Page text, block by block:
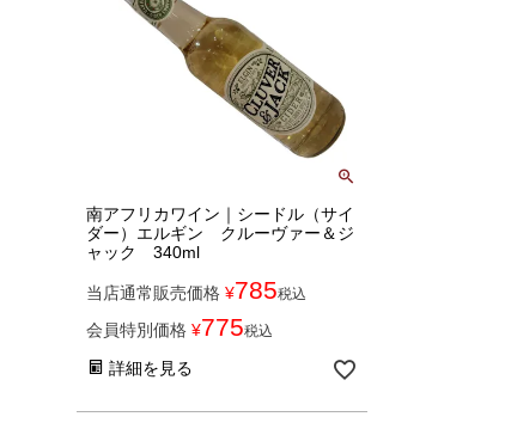
南アフリカワイン｜シードル（サイ
ダー）エルギン クルーヴァー＆ジ
ャック 340ml
当店通常販売価格 ¥785税込
会員特別価格 ¥775税込
詳細を見る